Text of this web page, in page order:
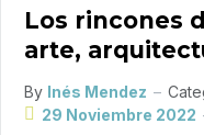
Los rincones
arte,
By Inés Mendez
29 Noviembre 2022